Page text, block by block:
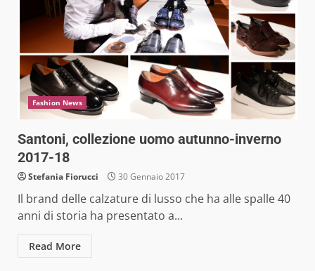
Fashion News
Santoni, collezione uomo autunno-inverno
2017-18
Stefania Fiorucci 30 Gennaio 2017
Il brand delle calzature di lusso che ha alle spalle 40
anni di storia ha presentato a...
Read More